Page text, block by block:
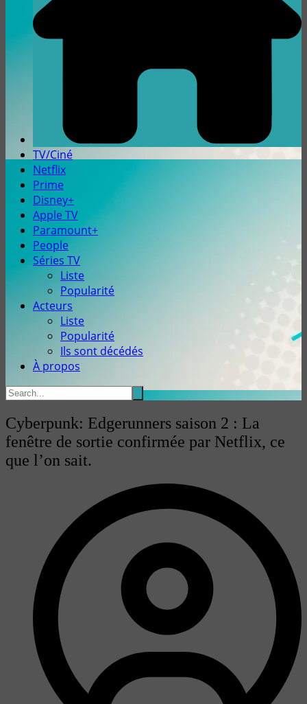
TV/Ciné
Netflix
Prime
Disney+
Apple TV
Paramount+
People
Séries TV
Liste
Popularité
Acteurs
Liste
Popularité
Ils sont décédés
À propos
Cyberpunk: Edgerunners saison 2 : La
fenêtre de sortie confirmée par Netflix, ce
que l’on sait.